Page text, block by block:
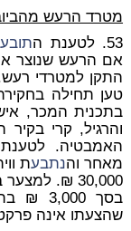
מטרד הרעש
53. לטענת ה
תובע
אם הרעש שנוצר
התקן למטרדי
טען תחילה
בתכנית המכר,
והרגיל, קרי
האמבטיה.
מאחר והנתבעת
30,000 ₪.
שהצעתו אינה